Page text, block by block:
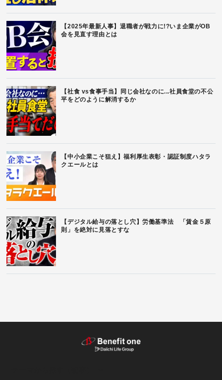
【2025年最新人事】退職者が戦力に!?いま企業がOB
会を見直す理由とは
【社食 vs食事手当】同じ会社なのに...社員食堂の不公
平をどのように解消するか
【中小企業こそ狙え】福利厚生表彰・認証制度ハタラ
クエールとは
【デジタル給与の落とし穴】労働基準法 「賃金５原
則」を絶対に見落とすな